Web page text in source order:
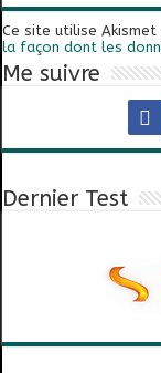
Ce site utilise
la façon dont les
Me suivre
Dernier Test